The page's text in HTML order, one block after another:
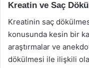
Kreatin ve Saç
Kreatinin saç
konusunda kesin bir
araştırmalar ve
dökülmesi ile ilişkili